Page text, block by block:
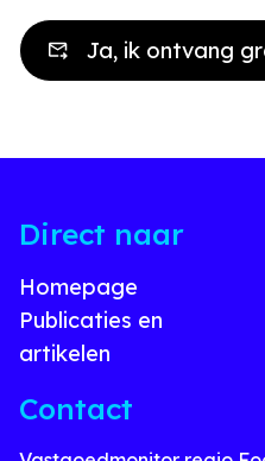
Ja, ik ontvang
Direct naar
Homepage
Publicaties en
artikelen
Contact